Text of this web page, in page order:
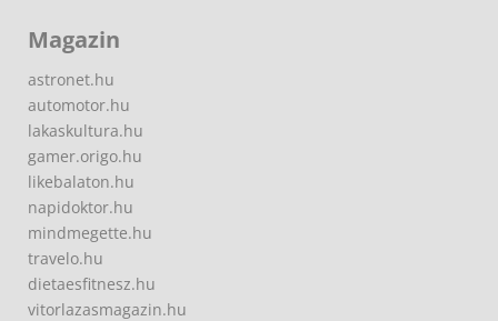
Magazin
astronet.hu
automotor.hu
lakaskultura.hu
gamer.origo.hu
likebalaton.hu
napidoktor.hu
mindmegette.hu
travelo.hu
dietaesfitnesz.hu
vitorlazasmagazin.hu